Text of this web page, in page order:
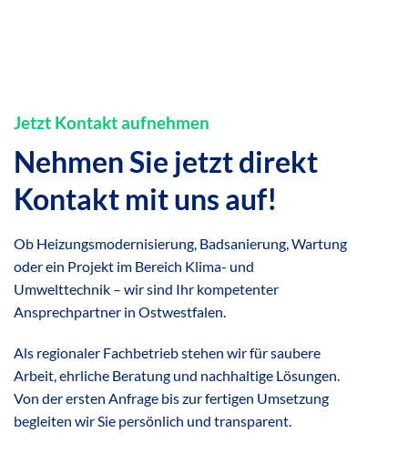
Jetzt Kontakt aufnehmen
Nehmen Sie jetzt direkt
Kontakt mit uns auf!
Ob Heizungsmodernisierung, Badsanierung, Wartung
oder ein Projekt im Bereich Klima- und
Umwelttechnik – wir sind Ihr kompetenter
Ansprechpartner in Ostwestfalen.
Als regionaler Fachbetrieb stehen wir für saubere
Arbeit, ehrliche Beratung und nachhaltige Lösungen.
Von der ersten Anfrage bis zur fertigen Umsetzung
begleiten wir Sie persönlich und transparent.